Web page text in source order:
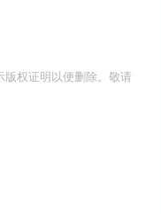
权证明以便删除。敬请